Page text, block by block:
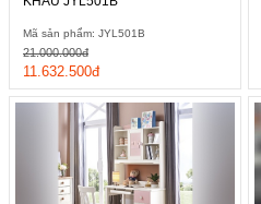
Mã sản phẩm: JYL501B
11.632.500đ
21.000.000đ